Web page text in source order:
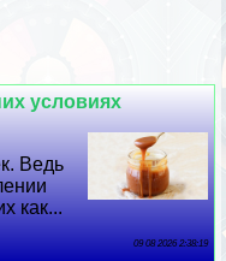
условиях
Ведь
как...
09 08 2026 2:38:19